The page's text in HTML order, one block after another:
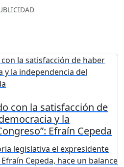
con la satisfacción de
y la
Efraín Cepeda
legislativa el expresidente
Cepeda, hace un balance